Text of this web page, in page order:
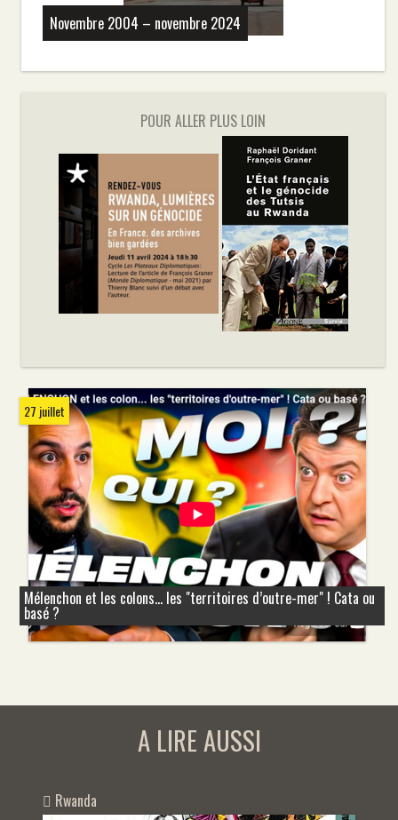
Novembre 2004 – novembre 2024
POUR ALLER PLUS LOIN
27 juillet
Mélenchon et les colons... les "territoires d’outre-mer" ! Cata ou
basé ?
A LIRE AUSSI
Rwanda